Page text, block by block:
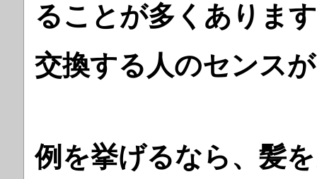
ることが多くありま
交換する人のセンス
例を挙げるなら、髪